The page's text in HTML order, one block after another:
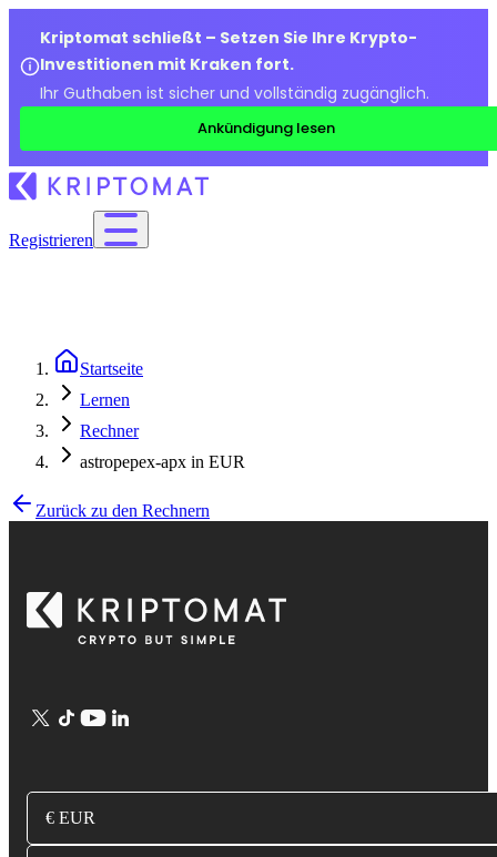
Kriptomat schließt – Setzen Sie Ihre Krypto-
Investitionen mit Kraken fort.
Ihr Guthaben ist sicher und vollständig zugänglich.
Ankündigung lesen
Registrieren
Startseite
Lernen
Rechner
astropepex-apx in EUR
Zurück zu den Rechnern
€ EUR